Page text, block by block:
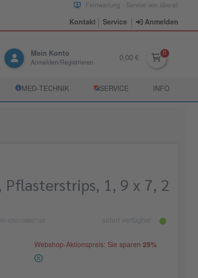
Fernwartung - Service von überall
Kontakt Service Anmelden
Mein Konto
Anmelden/Registrieren
0,00 €
­MED‑TECHNIK ­SERVICE INFO
1, 9 x 7, 2
4250108807193 sofort verfügbar
Webshop-Aktionspreis: Sie sparen 25%